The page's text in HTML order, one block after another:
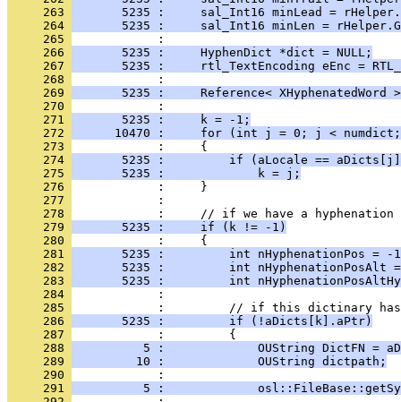
     263
5235 :     sal_Int16 minLead =
     264
5235 :     sal_Int16 minLen =
     265
     266
       5235 :     HyphenDict *dict = NULL;
     267
5235 :     rtl_TextEncoding eEnc =
     268
     269
5235 :     Reference< XHyphenatedWord
     270
     271
       5235 :     k = -1;
     272
10470 :     for (int j = 0; j <
     273
     274
5235 :         if (aLocale ==
     275
       5235 :             k = j;
     276
     277
     278
     279
       5235 :     if (k != -1)
     280
     281
5235 :         int nHyphenationPos = -
     282
5235 :         int nHyphenationPosAlt
     283
5235 :         int
     284
     285
     286
       5235 :         if (!aDicts[k].aPtr)
     287
     288
5 :             OUString DictFN =
     289
         10 :             OUString dictpath;
     290
     291
5 :